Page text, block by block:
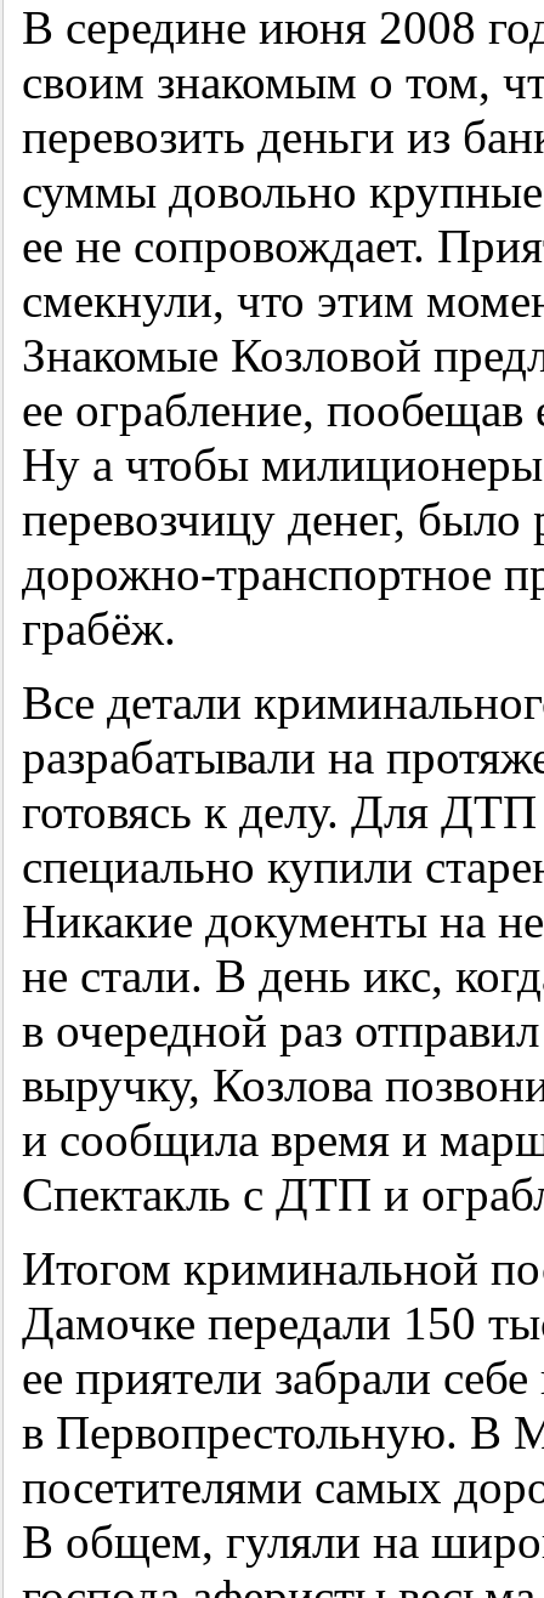
В середине июня 2008
своим знакомым о том,
перевозить деньги из
суммы довольно
ее не сопровождает.
смекнули, что этим
Знакомые Козловой
ее ограбление,
Ну а чтобы милиционеры
перевозчицу денег,
дорожно-транспортное
грабёж.
Все детали
разрабатывали на
готовясь к делу. Для
специально купили
Никакие документы на
не стали. В день икс,
в очередной раз
выручку, Козлова
и сообщила время и
Спектакль с ДТП и
Итогом криминальной
Дамочке передали 150
ее приятели забрали
в Первопрестольную. В
посетителями самых
В общем, гуляли на